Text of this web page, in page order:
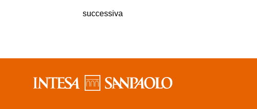
successiva